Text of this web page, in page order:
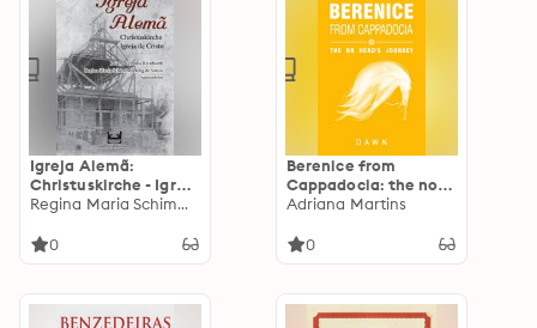
Igreja Alemã:
Christuskirche - Igreja
de Cristo
Regina Maria Schimmelpfeng de Souza
0
Berenice from
Cappadocia: the no
hero's journey - dawn
Adriana Martins
0